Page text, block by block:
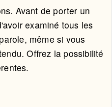
Avant de porter un
examiné tous les
même si vous
Offrez la possibilité